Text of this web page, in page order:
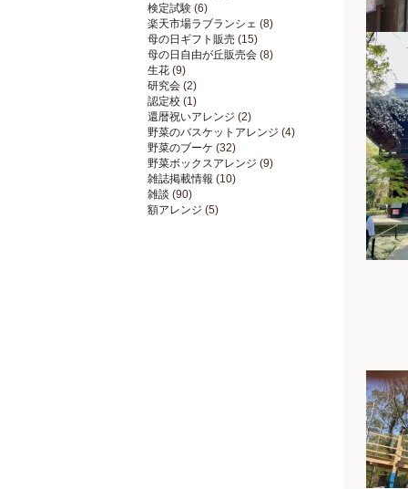
検定試験 (6)
楽天市場ラブランシェ (8)
母の日ギフト販売 (15)
母の日自由が丘販売会 (8)
生花 (9)
研究会 (2)
認定校 (1)
還暦祝いアレンジ (2)
野菜のバスケットアレンジ (4)
野菜のブーケ (32)
野菜ボックスアレンジ (9)
雑誌掲載情報 (10)
雑談 (90)
額アレンジ (5)